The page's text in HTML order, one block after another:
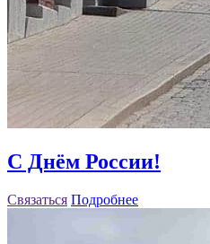
С Днём России!
Связаться Подробнее